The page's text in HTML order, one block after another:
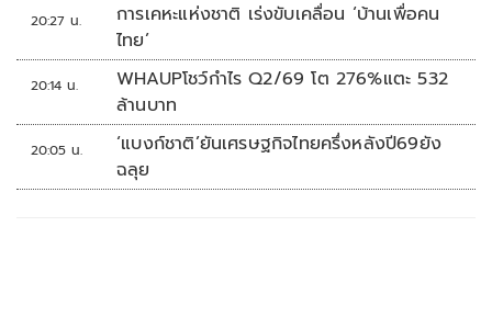
20:27 น.
การเคหะแห่งชาติ เร่งขับเคลื่อน ‘บ้านเพื่อคน
ไทย’
20:14 น.
WHAUPโชว์กำไร Q2/69 โต 276%แตะ 532
ล้านบาท
20:05 น.
‘แบงก์ชาติ’ยันเศรษฐกิจไทยครึ่งหลังปี69ยัง
ฉลุย